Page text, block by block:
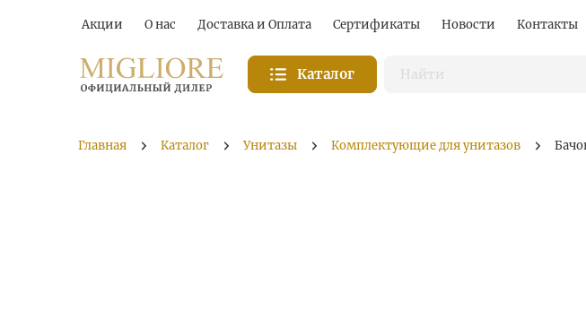
Акции О нас Доставка и Оплата Сертификаты Новости Контакты
Каталог
Главная Каталог Унитазы Комплектующие для унитазов